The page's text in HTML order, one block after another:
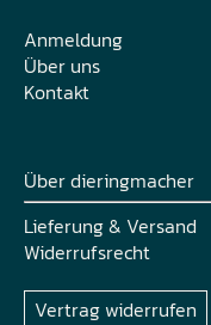
Anmeldung
Über uns
Kontakt
Über dieringmacher
Lieferung & Versand
Widerrufsrecht
Vertrag widerrufen